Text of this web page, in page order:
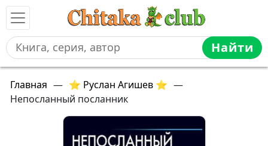
Найти
Главная — ⭐ Руслан Агишев ⭐ —
Непосланный посланник